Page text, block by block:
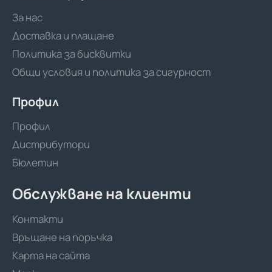
За нас
Доставка и плащане
Политика за бисквитки
Общи условия и политика за сигурност
Профил
Профил
Дистрибутори
Бюлетин
Обслужване на клиенти
Контакти
Връщане на поръчка
Карта на сайта